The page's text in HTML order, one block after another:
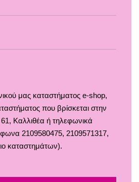
Χρήσης
μας καταστήματος e-shop,
που βρίσκεται στην
Καλλιθέα ή τηλεφωνικά
2109580475, 2109571317,
καταστημάτων).